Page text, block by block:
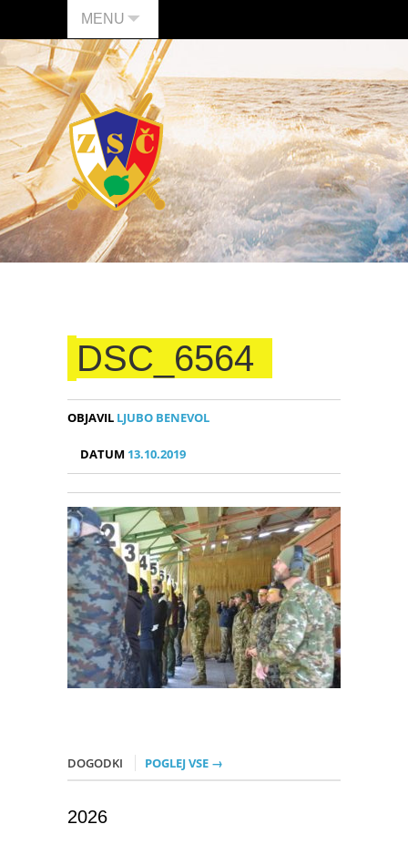
MENU
DSC_6564
OBJAVIL LJUBO BENEVOL
DATUM 13.10.2019
DOGODKI POGLEJ VSE →
2026